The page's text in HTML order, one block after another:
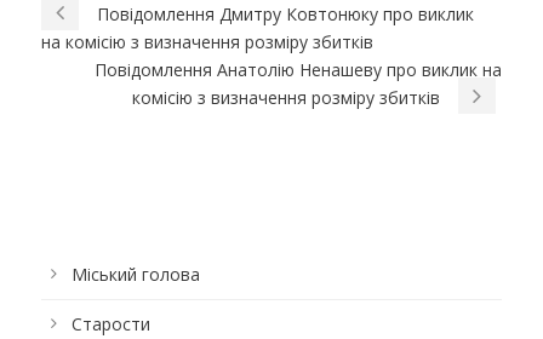
Повідомлення Дмитру Ковтонюку про виклик
на комісію з визначення розміру збитків
Повідомлення Анатолію Ненашеву про виклик на
комісію з визначення розміру збитків
Міський голова
Старости